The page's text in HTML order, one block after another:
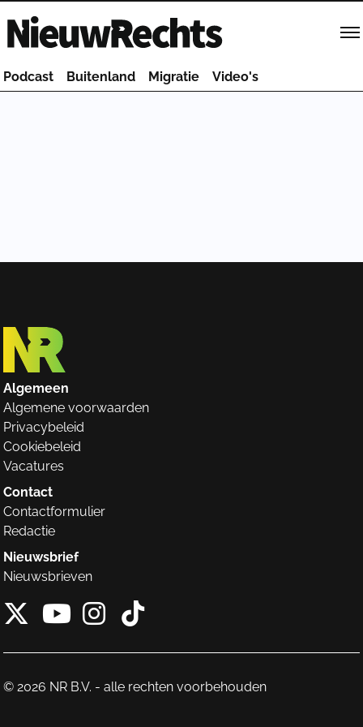
Homepage van NieuwRechts
Podcast Buitenland Migratie Video's
Algemeen
Algemene voorwaarden
Privacybeleid
Cookiebeleid
Vacatures
Contact
Contactformulier
Redactie
Nieuwsbrief
Nieuwsbrieven
X van NieuwRechts
Instagram van
Tiktok van
© 2026 NR B.V. - alle rechten voorbehouden